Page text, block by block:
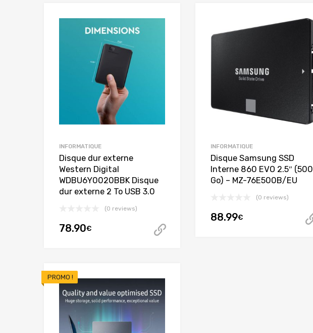
INFORMATIQUE
Disque dur externe
Western Digital
WDBU6Y0020BBK Disque
dur externe 2 To USB 3.0
(0 reviews)
78.90€
INFORMATIQUE
Disque Samsung SSD
Interne 860 EVO 2.5″ (500
Go) – MZ-76E500B/EU
(0 reviews)
88.99€
PROMO !